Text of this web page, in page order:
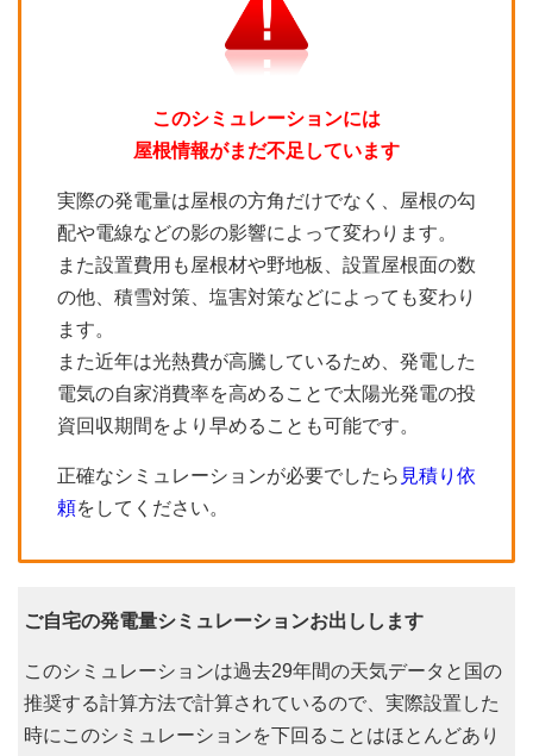
このシミュレーションには
屋根情報がまだ不足しています
実際の発電量は屋根の方角だけでなく、屋根の勾
配や電線などの影の影響によって変わります。
また設置費用も屋根材や野地板、設置屋根面の数
の他、積雪対策、塩害対策などによっても変わり
ます。
また近年は光熱費が高騰しているため、発電した
電気の自家消費率を高めることで太陽光発電の投
資回収期間をより早めることも可能です。
正確なシミュレーションが必要でしたら 見積り依
頼をしてください。
ご自宅の発電量シミュレーションお出しします
このシミュレーションは過去29年間の天気データと国の
推奨する計算方法で計算されているので、実際設置した
時にこのシミュレーションを下回ることはほとんどあり